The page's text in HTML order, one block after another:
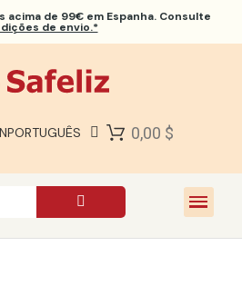
acima de 99€ em Espanha. Consulte
de envio.*
PORTUGUÊS 0,00 $